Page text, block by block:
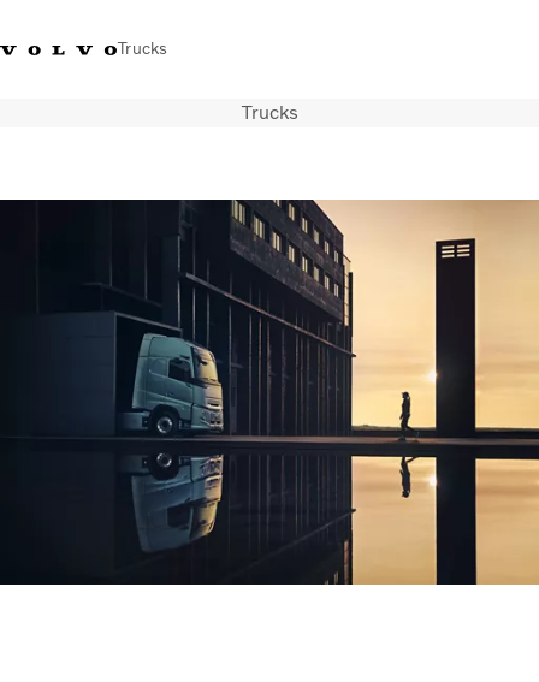
Trucks
Merchandise ShopInloggen
Transportoplossingen
Pers en media
Energietransitie
Trucks